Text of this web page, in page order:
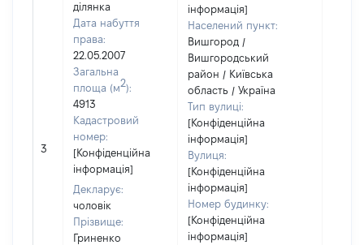
3
ділянка
Дата набуття
права:
22.05.2007
Загальна
площа (м2):
4913
Кадастровий
номер:
[Конфіденційна
інформація]
Декларує:
чоловік
Прізвище:
Гриненко
інформація]
Населений пункт:
Вишгород /
Вишгородський
район / Київська
область / Україна
Тип вулиці:
[Конфіденційна
інформація]
Вулиця:
[Конфіденційна
інформація]
Номер будинку:
[Конфіденційна
інформація]